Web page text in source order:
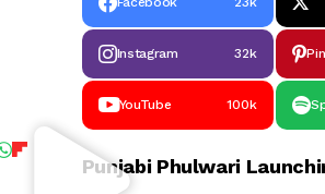
Instagram 32k
YouTube 100k
Punjabi Phulwari